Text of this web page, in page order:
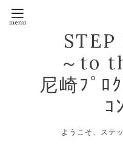
STEP
～to
尼崎ﾌﾟﾛ
ｺ
ようこそ、ス